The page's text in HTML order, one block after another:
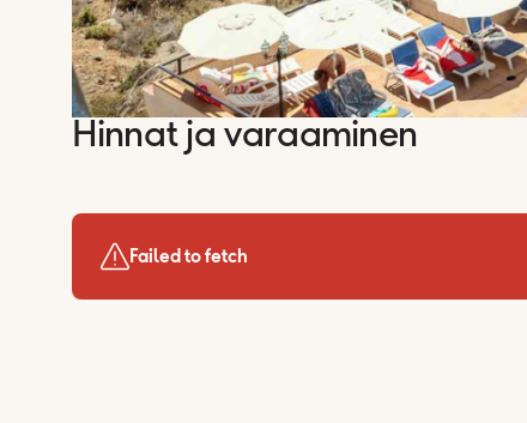
Hinnat ja varaaminen
Failed to fetch